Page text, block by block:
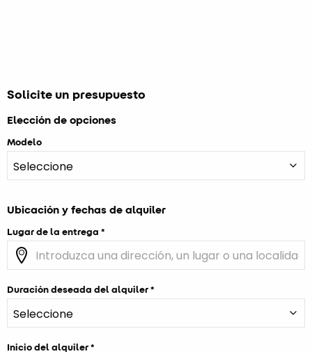
Solicite un presupuesto
Elección de opciones
Modelo
Ubicación y fechas de alquiler
Lugar de la entrega
Duración deseada del alquiler
Inicio del alquiler